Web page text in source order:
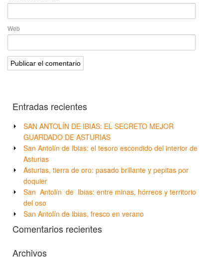
Web
Entradas recientes
SAN ANTOLÍN DE IBIAS: EL SECRETO MEJOR
GUARDADO DE ASTURIAS
San Antolín de Ibias: el tesoro escondido del interior de
Asturias
Asturias, tierra de oro: pasado brillante y pepitas por
doquier
San Antolín de Ibias: entre minas, hórreos y territorio
del oso
San Antolín de Ibias, fresco en verano
Comentarios recientes
Archivos